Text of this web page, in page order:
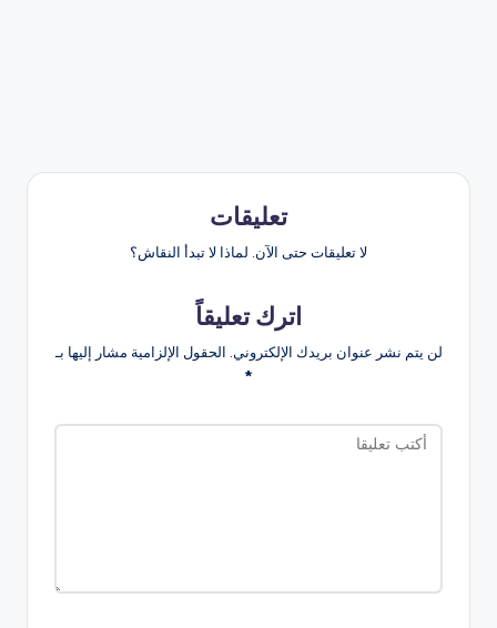
تعليقات
لا تعليقات حتى الآن. لماذا لا تبدأ النقاش؟
اترك تعليقاً
لن يتم نشر عنوان بريدك الإلكتروني. الحقول الإلزامية مشار إليها بـ
*